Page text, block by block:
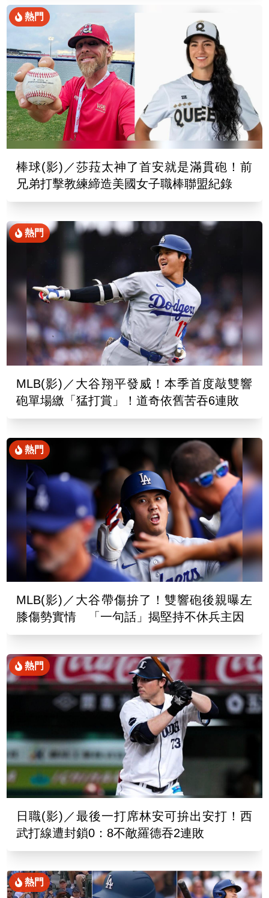
熱門
棒球(影)／莎菈太神了首安就是滿貫砲！前
兄弟打擊教練締造美國女子職棒聯盟紀錄
熱門
MLB(影)／大谷翔平發威！本季首度敲雙響
砲單場繳「猛打賞」！道奇依舊苦吞6連敗
熱門
MLB(影)／大谷帶傷拚了！雙響砲後親曝左
膝傷勢實情 「一句話」揭堅持不休兵主因
熱門
日職(影)／最後一打席林安可拚出安打！西
武打線遭封鎖0：8不敵羅德吞2連敗
熱門